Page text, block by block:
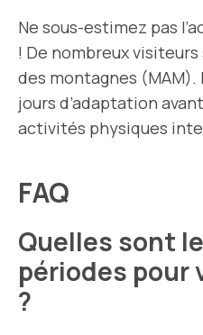
Ne sous-estimez pas
! De nombreux
des montagnes
jours d’adaptation
activités physiques
FAQ
Quelles sont
périodes pour
?